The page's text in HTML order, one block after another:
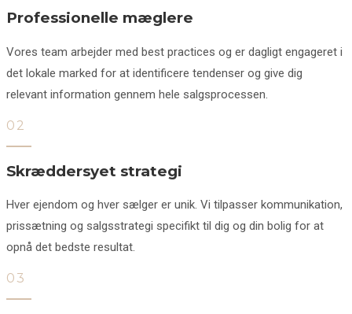
Professionelle mæglere
Vores team arbejder med best practices og er dagligt engageret i
det lokale marked for at identificere tendenser og give dig
relevant information gennem hele salgsprocessen.
02
Skræddersyet strategi
Hver ejendom og hver sælger er unik. Vi tilpasser kommunikation,
prissætning og salgsstrategi specifikt til dig og din bolig for at
opnå det bedste resultat.
03